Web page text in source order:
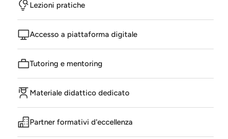
Lezioni pratiche
Accesso a piattaforma digitale
Tutoring e mentoring
Materiale didattico dedicato
Partner formativi d'eccellenza